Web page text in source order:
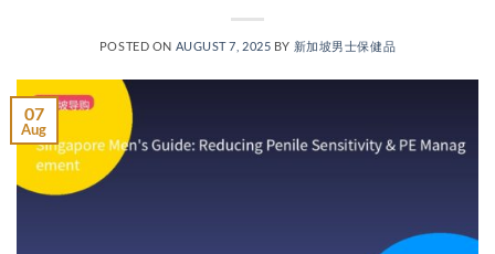
POSTED ON AUGUST 7, 2025 BY 新加坡男士保健品
07
Aug